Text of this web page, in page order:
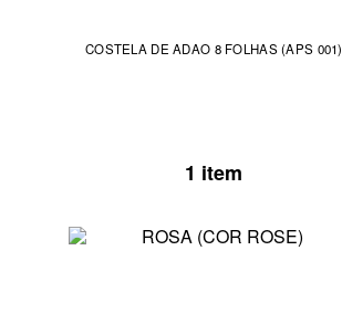
COSTELA DE ADAO 8 FOLHAS (APS 001)
1 item